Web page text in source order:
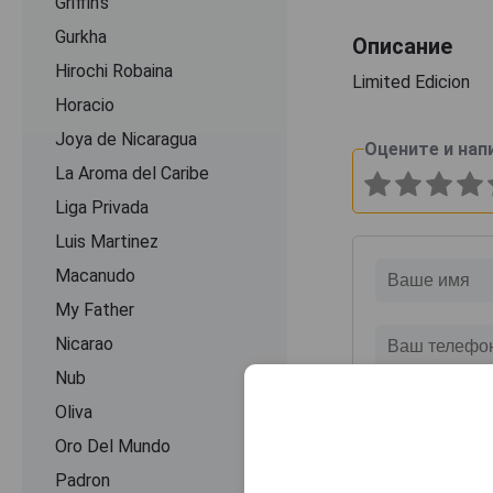
Gurkha
Hirochi Robaina
Horacio
Joya de Nicaragua
La Aroma del Caribe
Liga Privada
Luis Martinez
Macanudo
My Father
Nicarao
Nub
Oliva
Oro Del Mundo
Padron
Описание
Limited Edicion
Оцените и